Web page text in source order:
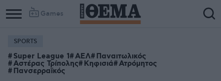
Games
SPORTS
Super League 1 ΑΕΛ Παναιτωλικός
Αστέρας Τρίπολης Κηφισιά Ατρόμητος
Πανσερραϊκός